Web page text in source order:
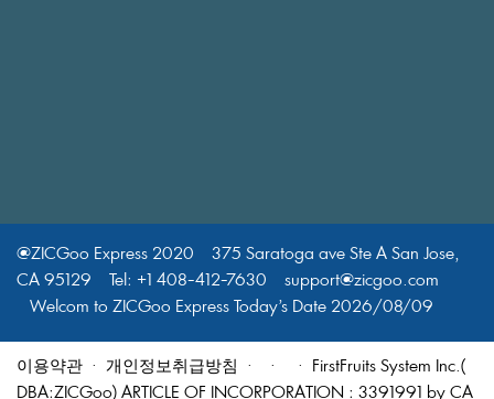
@ZICGooExpress2020375SaratogaaveSteASanJose,
CA95129Tel:+1408-412-7630support@zicgoo.com
WelcomtoZICGooExpressToday’sDate2026/08/09
이용약관 · 개인정보취급방침 · ·
·FirstFruitsSystemInc.(
DBA:ZICGoo)ARTICLEOFINCORPORATION:3391991byCA